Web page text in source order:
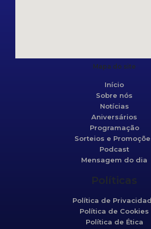
Mapa do site
Início
Sobre nós
Notícias
Aniversários
Programação
Sorteios e
Podcast
Mensagem do dia
Políticas
Política de
Política de Cookies
Política de Ética